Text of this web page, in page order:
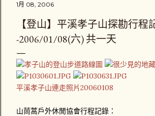
1月 08, 2006
【登山】平溪孝子山探勘行程
-2006/01/08(六) 共一天
平溪孝子山連走照片20060108
山茼蒿戶外休閒協會行程記錄：